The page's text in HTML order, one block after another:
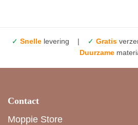
✓ Snellelevering | ✓ Gratis
Duurzame
Contact
Moppie Store